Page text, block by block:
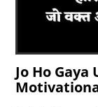
Jo Ho Gaya